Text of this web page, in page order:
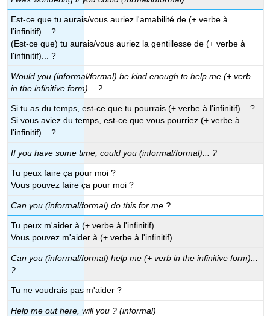
Est-ce que tu aurais/vous auriez l'amabilité de (+ verbe à
l’infinitif)... ?
(Est-ce que) tu aurais/vous auriez la gentillesse de (+ verbe à
l'infinitif)... ?
Would you (informal/formal) be kind enough to help me (+ verb
in the infinitive form)... ?
Si tu as du temps, est-ce que tu pourrais (+ verbe à l'infinitif)... ?
Si vous aviez du temps, est-ce que vous pourriez (+ verbe à
l'infinitif)... ?
If you have some time, could you (informal/formal)... ?
Tu peux faire ça pour moi ?
Vous pouvez faire ça pour moi ?
Can you (informal/formal) do this for me ?
Tu peux m'aider à (+ verbe à l'infinitif)
Vous pouvez m'aider à (+ verbe à l'infinitif)
Can you (informal/formal) help me (+ verb in the infinitive form)...
?
Tu ne voudrais pas m'aider ?
Help me out here, will you ? (informal)